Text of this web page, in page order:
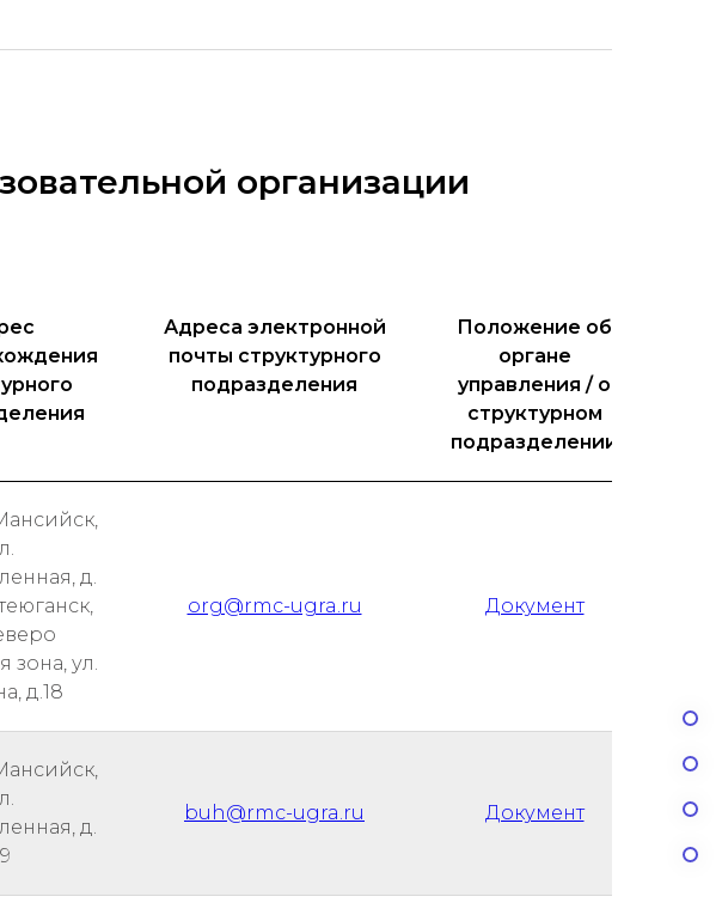
организации
Адреса электронной
почты структурного
подразделения
Положение об
органе
управления / о
структурном
подразделении
д.
зона, ул.
д.18
org@rmc-ugra.ru Документ
д.
buh@rmc-ugra.ru Документ